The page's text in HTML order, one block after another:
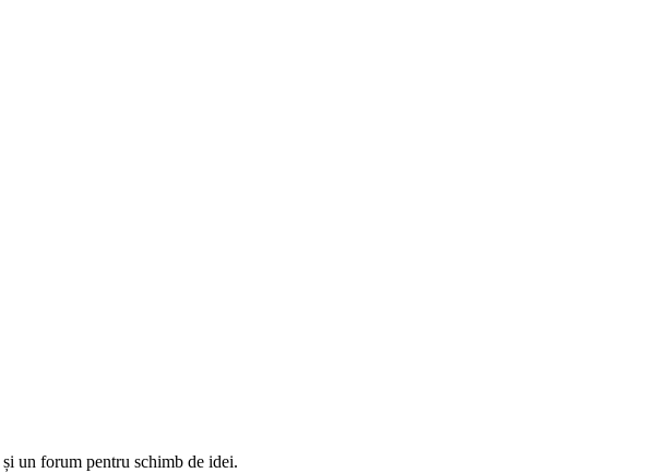
un forum pentru schimb de idei.